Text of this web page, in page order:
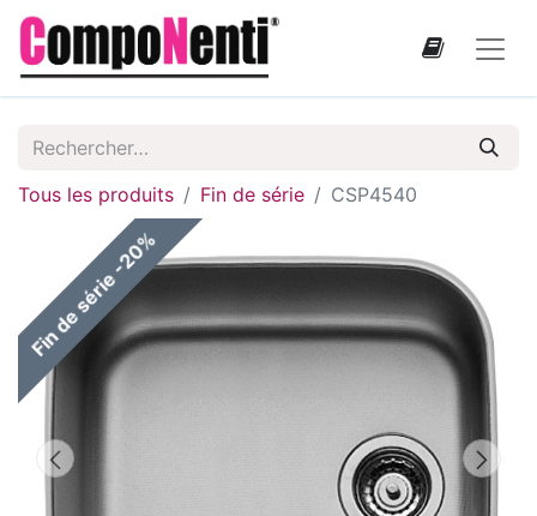
Tous les produits Fin de série CSP4540
Fin de série -20%